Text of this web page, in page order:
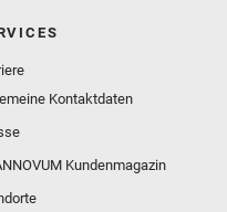
Kontaktdaten
Kundenmagazin